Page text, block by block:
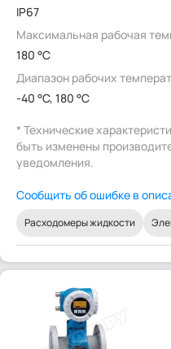
IP67
Максимальная рабочая
180 °C
Диапазон рабочих
-40 °C, 180 °C
* Технические
быть изменены
уведомления.
Сообщить об ошибке в
Расходомеры жидкости